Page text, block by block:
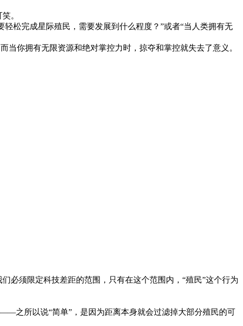
。
松完成星际殖民，需要发展到什么程度？”或者“当人类拥有无
你拥有无限资源和绝对掌控力时，掠夺和掌控就失去了意义。
必须限定科技差距的范围，只有在这个范围内，“殖民”这个行为
之所以说“简单”，是因为距离本身就会过滤掉大部分殖民的可